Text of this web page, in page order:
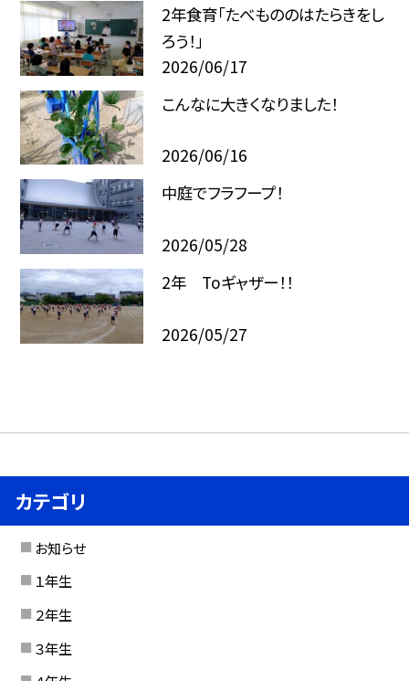
2年食育「たべもののはたらきをし
ろう！」
2026/06/17
こんなに大きくなりました！
2026/06/16
中庭でフラフープ！
2026/05/28
2年 Toギャザー！！
2026/05/27
カテゴリ
お知らせ
１年生
２年生
３年生